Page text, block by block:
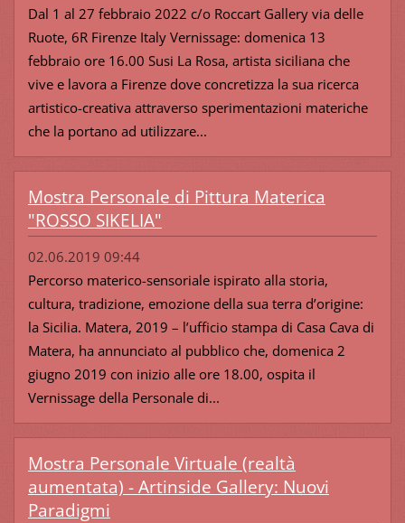
Dal 1 al 27 febbraio 2022 c/o Roccart Gallery via delle
Ruote, 6R Firenze Italy Vernissage: domenica 13
febbraio ore 16.00 Susi La Rosa, artista siciliana che
vive e lavora a Firenze dove concretizza la sua ricerca
artistico-creativa attraverso sperimentazioni materiche
che la portano ad utilizzare...
Mostra Personale di Pittura Materica
"ROSSO SIKELIA"
02.06.2019 09:44
Percorso materico-sensoriale ispirato alla storia,
cultura, tradizione, emozione della sua terra d’origine:
la Sicilia. Matera, 2019 – l’ufficio stampa di Casa Cava di
Matera, ha annunciato al pubblico che, domenica 2
giugno 2019 con inizio alle ore 18.00, ospita il
Vernissage della Personale di...
Mostra Personale Virtuale (realtà
aumentata) - Artinside Gallery: Nuovi
Paradigmi